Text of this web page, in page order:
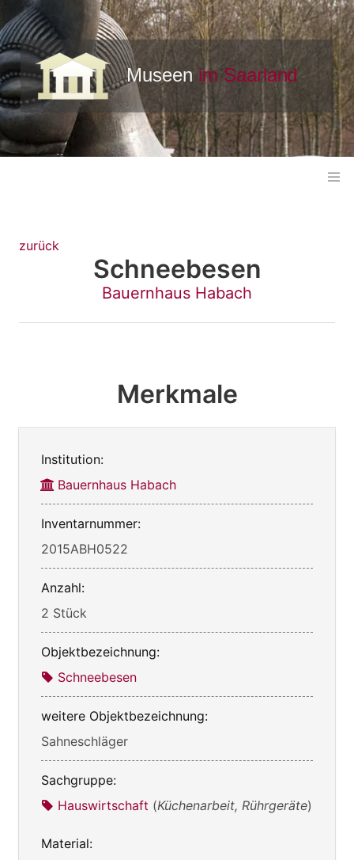
zurück
Schneebesen
Bauernhaus Habach
Merkmale
Institution:
Bauernhaus Habach
Inventarnummer:
2015ABH0522
Anzahl:
2 Stück
Objektbezeichnung:
Schneebesen
weitere Objektbezeichnung:
Sahneschläger
Sachgruppe:
Hauswirtschaft (Küchenarbeit, Rührgeräte)
Material: